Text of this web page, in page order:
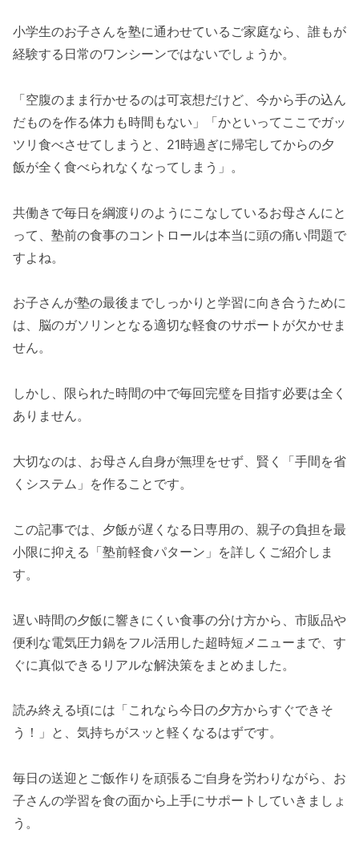
小学生のお子さんを塾に通わせているご家庭なら、誰もが
経験する日常のワンシーンではないでしょうか。
「空腹のまま行かせるのは可哀想だけど、今から手の込ん
だものを作る体力も時間もない」「かといってここでガッ
ツリ食べさせてしまうと、21時過ぎに帰宅してからの夕
飯が全く食べられなくなってしまう」。
共働きで毎日を綱渡りのようにこなしているお母さんにと
って、塾前の食事のコントロールは本当に頭の痛い問題で
すよね。
お子さんが塾の最後までしっかりと学習に向き合うために
は、脳のガソリンとなる適切な軽食のサポートが欠かせま
せん。
しかし、限られた時間の中で毎回完璧を目指す必要は全く
ありません。
大切なのは、お母さん自身が無理をせず、賢く「手間を省
くシステム」を作ることです。
この記事では、夕飯が遅くなる日専用の、親子の負担を最
小限に抑える「塾前軽食パターン」を詳しくご紹介しま
す。
遅い時間の夕飯に響きにくい食事の分け方から、市販品や
便利な電気圧力鍋をフル活用した超時短メニューまで、す
ぐに真似できるリアルな解決策をまとめました。
読み終える頃には「これなら今日の夕方からすぐできそ
う！」と、気持ちがスッと軽くなるはずです。
毎日の送迎とご飯作りを頑張るご自身を労わりながら、お
子さんの学習を食の面から上手にサポートしていきましょ
う。